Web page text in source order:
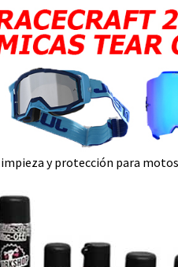
y protección para motos